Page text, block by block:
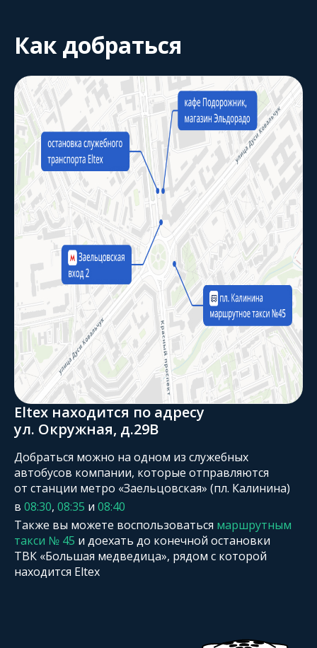
Как добраться
Eltex находится по адресу
ул. Окружная, д.29В
Добраться можно на одном из служебных
автобусов компании, которые отправляются
от станции метро «Заельцовская» (пл. Калинина)
в 08:30, 08:35 и 08:40
Также вы можете воспользоваться маршрутным
такси № 45 и доехать до конечной остановки
ТВК «Большая медведица», рядом с которой
находится Eltex